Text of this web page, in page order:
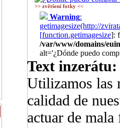
>> zvětšení fotky <<
Warning:
getimagesize(http://
[function.getimagesize]:
/var/www/domains/
alt='¿Dónde puedo
Text inzerátu:
Utilizamos las
calidad de
actuar de